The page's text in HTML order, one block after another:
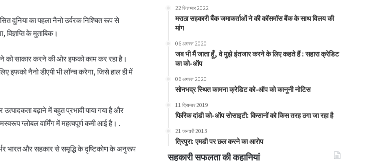
दुनिया का पहला नैनो उर्वरक निश्चित रूप से
के मुताबिक।
को साकार करने की ओर इफको काम कर रहा है।
नैनो डीएपी भी लॉन्च करेगा, जिसे हाल ही में
बढ़ाने में बहुत प्रभावी पाया गया है और
ग्लोबल वार्मिंग में महत्वपूर्ण कमी आई है। .
भारत और सहकार से समृद्धि के दृष्टिकोण के अनुरूप
विद्यार्थियों ने लिया प्रवेश
22 सितम्बर 2022
मराठा सहकारी बैंक जमाकर्ताओं ने की कॉसमॉस बैंक के साथ विलय की
मांग
06 अगस्त 2020
जब भी मैं जाता हूँ, वे मुझे इंतजार करने के लिए कहते हैं : सहारा क्रेडिट
का को-ऑप
06 अगस्त 2020
सोनभद्र स्थित कामना क्रेडिट को-ऑप को कानूनी नोटिस
11 दिसम्बर 2019
फिरिक दांडी को-ऑप सोसाइटी: किसानों को किस तरह ठगा जा रहा है
21 जनवरी 2013
त्रिपुरा: एमडी पर छल करने का आरोप
सहकारी सफलता की कहानियां